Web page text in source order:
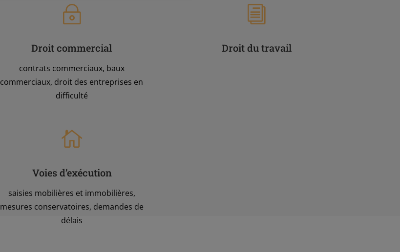
~
Droit commercial
contrats commerciaux, baux
commerciaux, droit des entreprises en
difficulté
i
Droit du travail

Voies d’exécution
saisies mobilières et immobilières,
mesures conservatoires, demandes de
délais